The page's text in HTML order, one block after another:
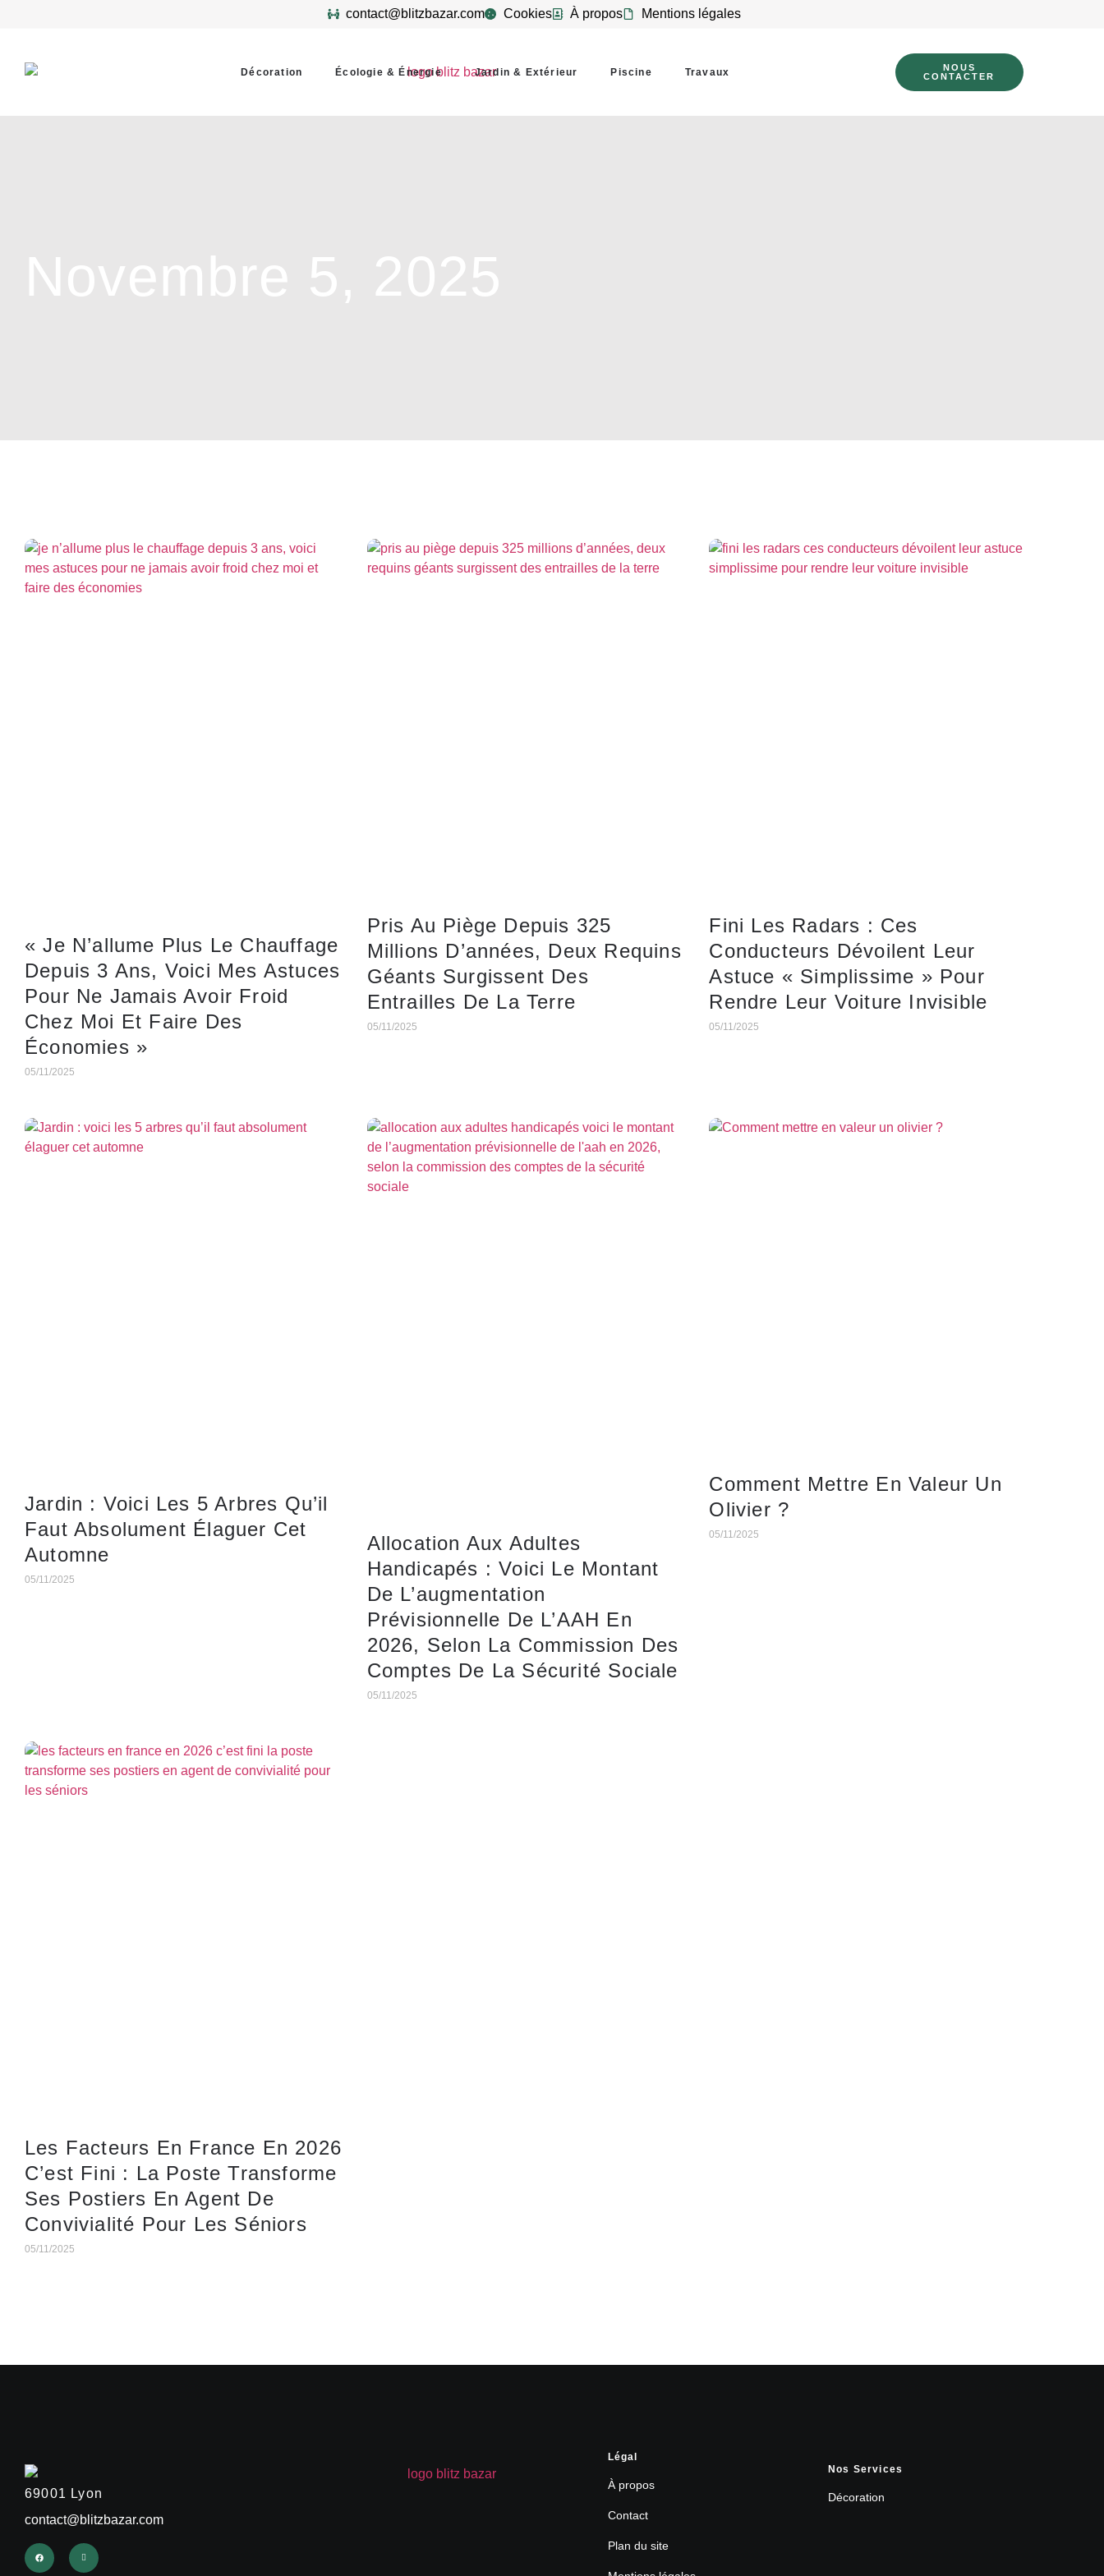
contact@blitzbazar.com Cookies À propos Mentions légales
Décoration Écologie & Énergie Jardin & Extérieur Piscine Travaux
NOUS
CONTACTER
« Je N’allume Plus Le Chauffage
Depuis 3 Ans, Voici Mes Astuces
Pour Ne Jamais Avoir Froid
Chez Moi Et Faire Des
Économies »
05/11/2025
Pris Au Piège Depuis 325
Millions D’années, Deux Requins
Géants Surgissent Des
Entrailles De La Terre
05/11/2025
Fini Les Radars : Ces
Conducteurs Dévoilent Leur
Astuce « Simplissime » Pour
Rendre Leur Voiture Invisible
05/11/2025
Jardin : Voici Les 5 Arbres Qu’il
Faut Absolument Élaguer Cet
Automne
05/11/2025
Allocation Aux Adultes
Handicapés : Voici Le Montant
De L’augmentation
Prévisionnelle De L’AAH En
2026, Selon La Commission Des
Comptes De La Sécurité Sociale
05/11/2025
Comment Mettre En Valeur Un
Olivier ?
05/11/2025
Les Facteurs En France En 2026
C’est Fini : La Poste Transforme
Ses Postiers En Agent De
Convivialité Pour Les Séniors
05/11/2025
69001 Lyon
contact@blitzbazar.com
Légal
À propos
Contact
Plan du site
Nos Services
Décoration